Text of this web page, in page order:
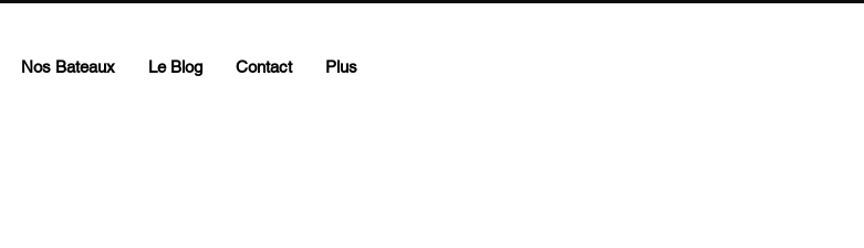
Nos Bateaux Le Blog Contact Plus